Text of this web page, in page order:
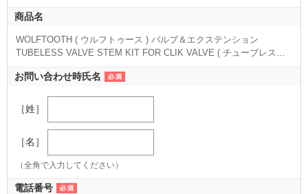
商品名
WOLFTOOTH ( ウルフトゥース ) バルブ＆エクステンション
TUBELESS VALVE STEM KIT FOR CLIK VALVE ( チューブレスバ
ルブ ステムキット クリックバルブ用 ) ピンク 60MM
（60MM ピンク）
お問い合わせ時氏名
［姓］
［名］
（全角で入力してください）
電話番号